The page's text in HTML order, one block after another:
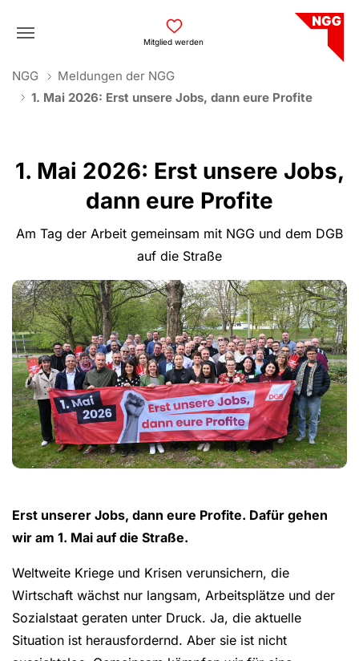
Mitglied werden
You are here:
NGG
Meldungen der NGG
1. Mai 2026: Erst unsere Jobs, dann eure Profite
1. Mai 2026: Erst unsere Jobs,
dann eure Profite
Am Tag der Arbeit gemeinsam mit NGG und dem DGB
auf die Straße
Erst unserer Jobs, dann eure Profite. Dafür gehen
wir am 1. Mai auf die Straße.
Weltweite Kriege und Krisen verunsichern, die
Wirtschaft wächst nur langsam, Arbeitsplätze und der
Sozialstaat geraten unter Druck. Ja, die aktuelle
Situation ist herausfordernd. Aber sie ist nicht